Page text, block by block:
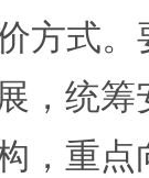
方式
，统
，重